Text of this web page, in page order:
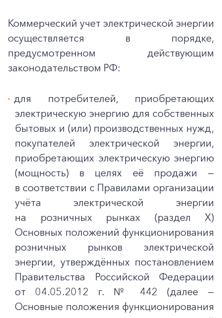
Коммерческий учет электрической энергии
осуществляется в порядке,
предусмотренном действующим
законодательством РФ:
для потребителей, приобретающих
электрическую энергию для собственных
бытовых и (или) производственных нужд,
покупателей электрической энергии,
приобретающих электрическую энергию
(мощность) в целях её продажи —
в соответствии с Правилами организации
учёта электрической энергии
на розничных рынках (раздел X)
Основных положений функционирования
розничных рынков электрической
энергии, утверждённых постановлением
Правительства Российской Федерации
от 04.05.2012 г. № 442 (далее —
Основные положения функционирования